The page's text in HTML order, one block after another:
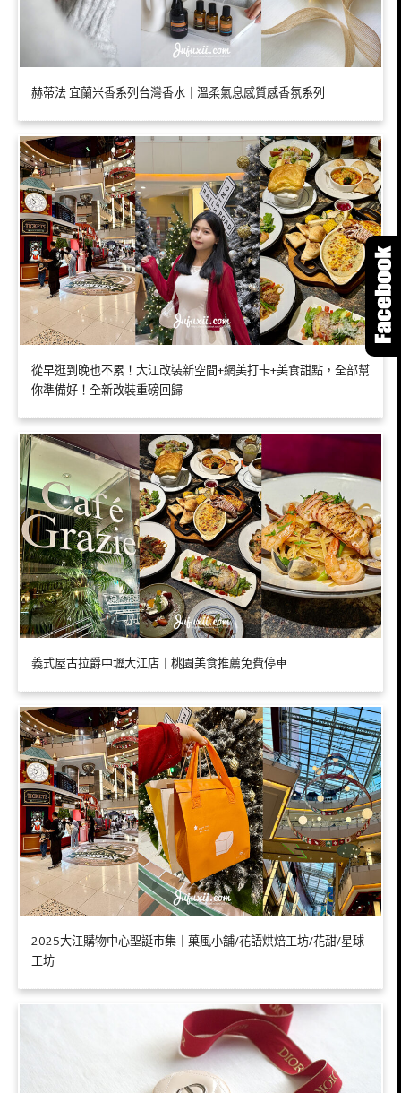
赫蒂法 宜蘭米香系列台灣香水｜溫柔氣息感質感香氛系列
從早逛到晚也不累！大江改裝新空間+網美打卡+美食甜點，全部幫
你準備好！全新改裝重磅回歸
義式屋古拉爵中壢大江店｜桃園美食推薦免費停車
2025大江購物中心聖誕市集｜菓風小舖/花語烘焙工坊/花甜/星球
工坊